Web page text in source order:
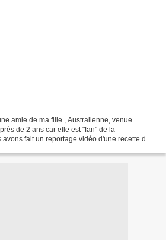
amie de ma fille , Australienne, venue
de 2 ans car elle est "fan" de la
fait un reportage vidéo d'une recette de